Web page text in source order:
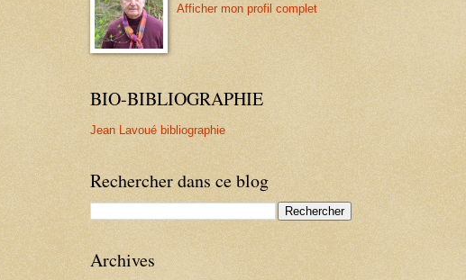
Afficher mon profil complet
BIO-BIBLIOGRAPHIE
Jean Lavoué bibliographie
Rechercher dans ce blog
Archives